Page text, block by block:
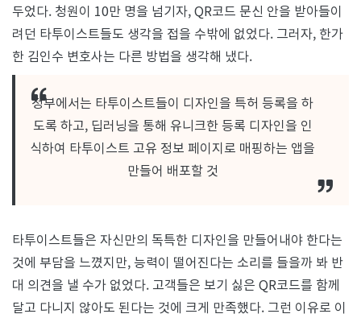
두었다. 청원이 10만 명을 넘기자, QR코드 문신 안을 받아들이
려던 타투이스트들도 생각을 접을 수밖에 없었다. 그러자, 한가
한 김인수 변호사는 다른 방법을 생각해 냈다.
정부에서는 타투이스트들이 디자인을 특허 등록을 하
도록 하고, 딥러닝을 통해 유니크한 등록 디자인을 인
식하여 타투이스트 고유 정보 페이지로 매핑하는 앱을
만들어 배포할 것
타투이스트들은 자신만의 독특한 디자인을 만들어내야 한다는
것에 부담을 느꼈지만, 능력이 떨어진다는 소리를 들을까 봐 반
대 의견을 낼 수가 없었다. 고객들은 보기 싫은 QR코드를 함께
달고 다니지 않아도 된다는 것에 크게 만족했다. 그런 이유로 이